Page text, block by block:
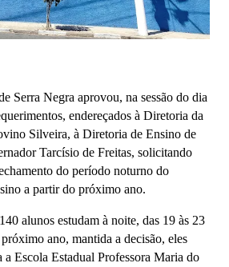
Serra Negra aprovou, na sessão do dia
endereçados à Diretoria da
Silveira, à Diretoria de Ensino de
Tarcísio de Freitas, solicitando
do período noturno do
a partir do próximo ano.
alunos estudam à noite, das 19 às 23
ano, mantida a decisão, eles
a Escola Estadual Professora Maria do